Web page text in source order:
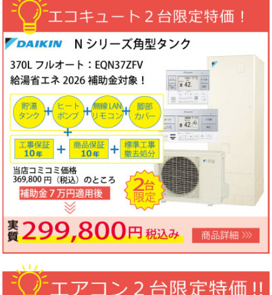
（処分込）10年商品・工事保証付
コミコミ価格136,800円～